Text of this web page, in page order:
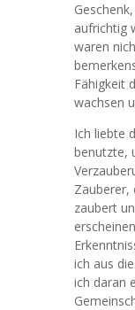
aufrichtig
waren
Fähigkeit
wachsen
Ich liebte
benutzte,
Zauberer,
zaubert
ich aus
ich daran